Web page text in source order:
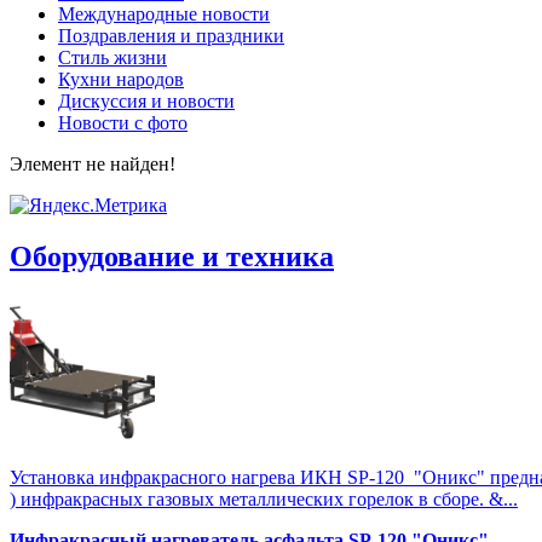
Международные новости
Поздравления и праздники
Cтиль жизни
Кухни народов
Дискуссия и новости
Новости с фото
Элемент не найден!
Оборудование и техника
Установка инфракрасного нагрева ИКН SP-120 "Оникс"
) инфракрасных газовых металлических горелок в сборе. &...